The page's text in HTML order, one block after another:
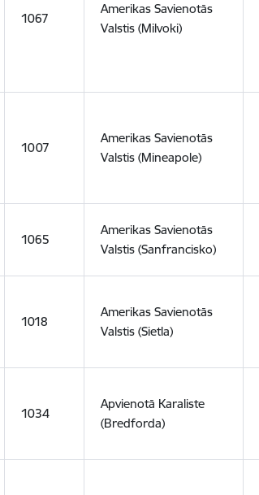
1067
Amerikas Savienotās
Valstis (Milvoki)
1007
Amerikas Savienotās
Valstis (Mineapole)
1065
Amerikas Savienotās
Valstis (Sanfrancisko)
1018
Amerikas Savienotās
Valstis (Sietla)
1034
Apvienotā Karaliste
(Bredforda)